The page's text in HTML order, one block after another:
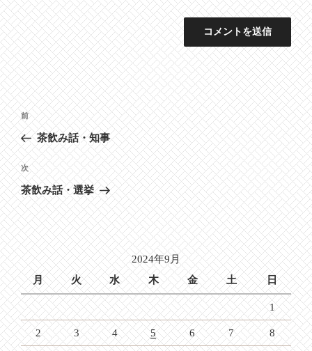
投
稿
ナ
ビ
ゲ
ー
シ
ョ
ン
前
の
投
稿
前
茶飲み話・知事
次
の
投
稿
次
茶飲み話・選挙
2024年9月
月
火 水 木 金 土 日
1
2 3 4 5 6 7 8